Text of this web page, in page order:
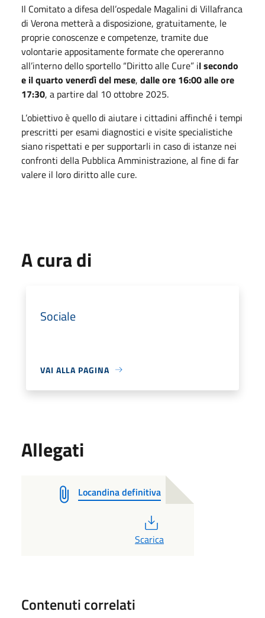
Il Comitato a difesa dell’ospedale Magalini di Villafranca
di Verona metterà a disposizione, gratuitamente, le
proprie conoscenze e competenze, tramite due
volontarie appositamente formate che opereranno
all’interno dello sportello “Diritto alle Cure” il secondo
e il quarto venerdì del mese, dalle ore 16:00 alle ore
17:30, a partire dal 10 ottobre 2025.
L’obiettivo è quello di aiutare i cittadini affinché i tempi
prescritti per esami diagnostici e visite specialistiche
siano rispettati e per supportarli in caso di istanze nei
confronti della Pubblica Amministrazione, al fine di far
valere il loro diritto alle cure.
A cura di
Sociale
VAI ALLA PAGINA
Allegati
Locandina definitiva
Scarica
Contenuti correlati